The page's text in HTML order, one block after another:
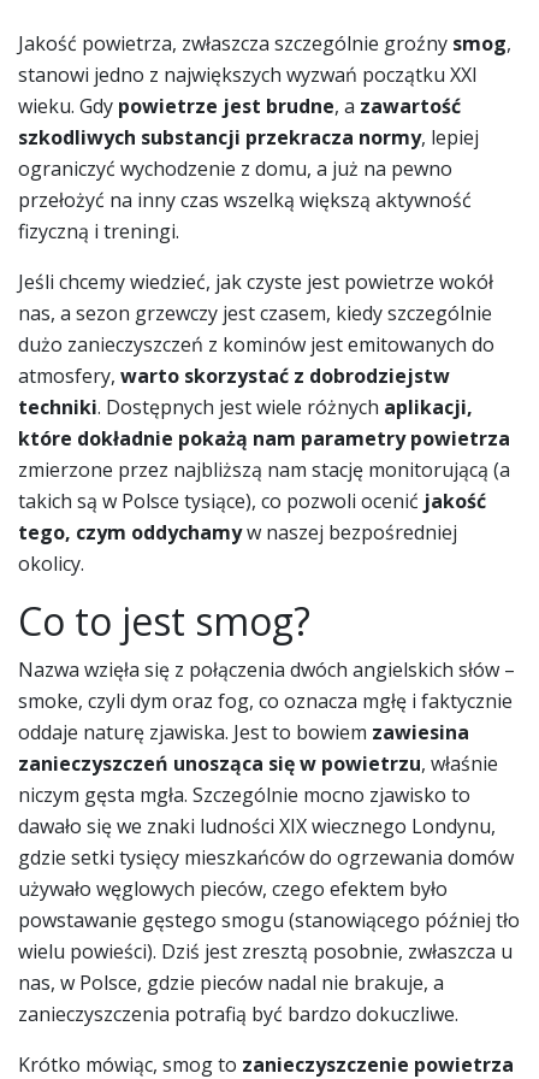
Jakość powietrza, zwłaszcza szczególnie groźny smog,
stanowi jedno z największych wyzwań początku XXI
wieku. Gdy powietrze jest brudne, a zawartość
szkodliwych substancji przekracza normy, lepiej
ograniczyć wychodzenie z domu, a już na pewno
przełożyć na inny czas wszelką większą aktywność
fizyczną i treningi.
Jeśli chcemy wiedzieć, jak czyste jest powietrze wokół
nas, a sezon grzewczy jest czasem, kiedy szczególnie
dużo zanieczyszczeń z kominów jest emitowanych do
atmosfery, warto skorzystać z dobrodziejstw
techniki. Dostępnych jest wiele różnych aplikacji,
które dokładnie pokażą nam parametry powietrza
zmierzone przez najbliższą nam stację monitorującą (a
takich są w Polsce tysiące), co pozwoli ocenić jakość
tego, czym oddychamyw naszej bezpośredniej
okolicy.
Co to jest smog?
Nazwa wzięła się z połączenia dwóch angielskich słów –
smoke, czyli dym oraz fog, co oznacza mgłę i faktycznie
oddaje naturę zjawiska. Jest to bowiem zawiesina
zanieczyszczeń unosząca się w powietrzu, właśnie
niczym gęsta mgła. Szczególnie mocno zjawisko to
dawało się we znaki ludności XIX wiecznego Londynu,
gdzie setki tysięcy mieszkańców do ogrzewania domów
używało węglowych pieców, czego efektem było
powstawanie gęstego smogu (stanowiącego później tło
wielu powieści). Dziś jest zresztą posobnie, zwłaszcza u
nas, w Polsce, gdzie pieców nadal nie brakuje, a
zanieczyszczenia potrafią być bardzo dokuczliwe.
Krótko mówiąc, smog to zanieczyszczenie powietrza